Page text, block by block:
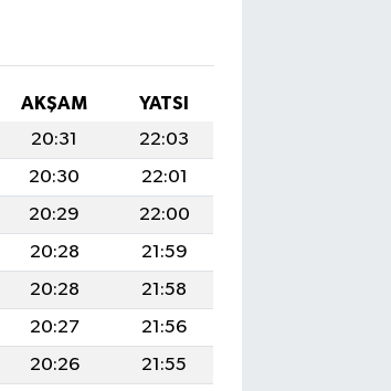
AKŞAM
YATSI
20:31
22:03
20:30
22:01
20:29
22:00
20:28
21:59
20:28
21:58
20:27
21:56
20:26
21:55